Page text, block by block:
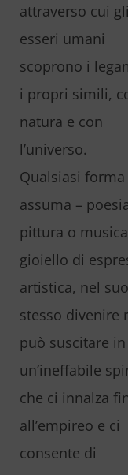
attraverso cui gli
esseri umani
scoprono i
i propri simili,
natura e con
l’universo.
Qualsiasi forma
assuma –
pittura o
gioiello di
artistica, nel suo
stesso divenire
può suscitare
un’ineffabile
che ci innalza
all’empireo e ci
consente di